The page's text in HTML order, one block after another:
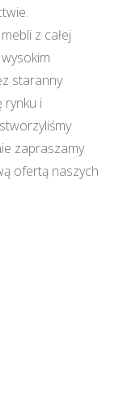
z całej
staranny
rynku i
zapraszamy
ofertą naszych